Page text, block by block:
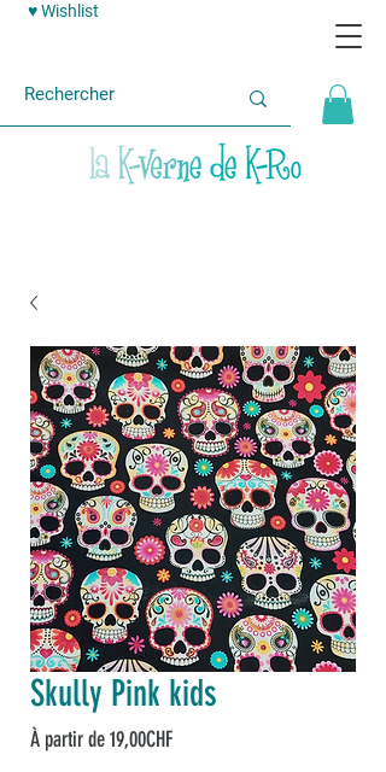
♥ Wishlist
Skully Pink kids
À partir de19,00CHFPrix